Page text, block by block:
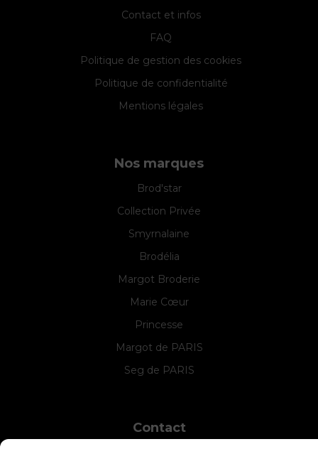
Contact et infos
FAQ
Politique de gestion des cookies
Politique de confidentialité
Mentions légales
Nos marques
Brod'star
Collection Privée
Smyrnalaine
Brodélia
Margot Broderie
Marie Cœur
Princesse
Margot de PARIS
Seg de PARIS
Contact